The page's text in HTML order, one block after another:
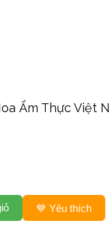
Ẩm Thực Việt
💙 Yêu thích